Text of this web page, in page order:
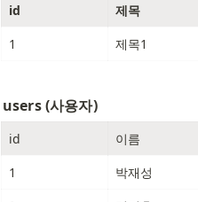
id 제목
1
제목1
users (사용자)
id
이름
1
박재성